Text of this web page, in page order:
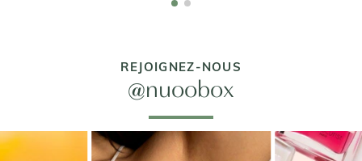
+ DE 70 000 AVIS VÉRIFIÉS 4,7/5 ⭐️
REJOIGNEZ-NOUS
@nuoobox